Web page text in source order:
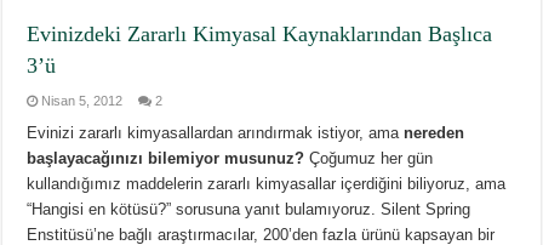
Evinizdeki Zararlı Kimyasal Kaynaklarından Başlıca
3’ü
Nisan 5, 2012 2
Evinizi zararlı kimyasallardan arındırmak istiyor, amanereden
başlayacağınızı bilemiyor musunuz? Çoğumuz her gün
kullandığımız maddelerin zararlı kimyasallar içerdiğini biliyoruz, ama
“Hangisi en kötüsü?” sorusuna yanıt bulamıyoruz. Silent Spring
Enstitüsü’ne bağlı araştırmacılar, 200’den fazla ürünü kapsayan bir